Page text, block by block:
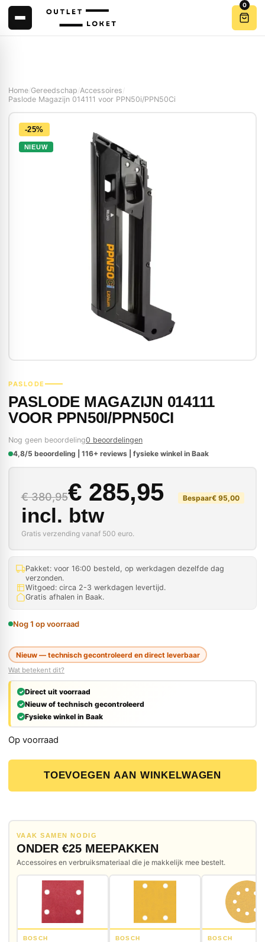
0
Home Gereedschap Accessoires
Paslode Magazijn 014111 voor PPN50i/PPN50Ci
-25%
NIEUW
PASLODE
PASLODE MAGAZIJN 014111
VOOR PPN50I/PPN50CI
Nog geen beoordeling0 beoordelingen
4,8/5 beoordeling | 116+ reviews | fysieke winkel in Baak
€380,95
Oorspronkelijke
€285,95
Huidige prijs is: €
incl. btw
Bespaar€95,00
Gratis verzending vanaf 500 euro.
Pakket: voor 16:00 besteld, op werkdagen dezelfde dag
verzonden.
Witgoed: circa 2-3 werkdagen levertijd.
Gratis afhalen in Baak.
Nog 1 op voorraad
Nieuw — technisch gecontroleerd en direct leverbaar
Wat betekent dit?
Direct uit voorraad
Nieuw of technisch gecontroleerd
Fysieke winkel in Baak
Op voorraad
Paslode Magazijn 014111 voor PPN50i/PPN50Ci aantal
TOEVOEGEN AAN WINKELWAGEN
VAAK SAMEN NODIG
ONDER €25 MEEPAKKEN
Accessoires en verbruiksmateriaal die je makkelijk mee bestelt.
BOSCH BOSCH BOSCH